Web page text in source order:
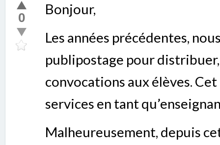
0
Bonjour,
Les années précédentes,
publipostage pour distribuer,
convocations aux élèves.
services en tant
Malheureusement, depuis